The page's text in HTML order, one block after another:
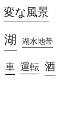
変な風景
湖 湖水地帯
車 運転 酒